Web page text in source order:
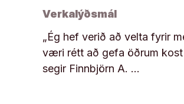
Verkalýðsmál
„Ég hef verið að velta fyrir
væri rétt að gefa öðrum kost
segir Finnbjörn A. …